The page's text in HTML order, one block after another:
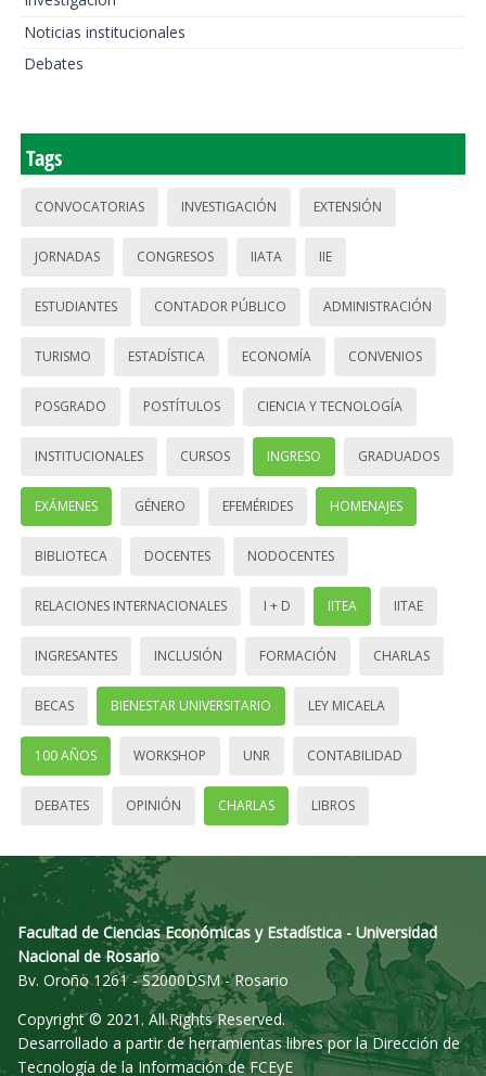
Noticias institucionales
Debates
Tags
CONVOCATORIAS INVESTIGACIÓN EXTENSIÓN
JORNADAS CONGRESOS IIATA IIE
ESTUDIANTES CONTADOR PÚBLICO ADMINISTRACIÓN
TURISMO ESTADÍSTICA ECONOMÍA CONVENIOS
POSGRADO POSTÍTULOS CIENCIA Y TECNOLOGÍA
INSTITUCIONALES CURSOS INGRESO GRADUADOS
EXÁMENES GÉNERO EFEMÉRIDES HOMENAJES
BIBLIOTECA DOCENTES NODOCENTES
RELACIONES INTERNACIONALES I + D IITEA IITAE
INGRESANTES INCLUSIÓN FORMACIÓN CHARLAS
BECAS BIENESTAR UNIVERSITARIO LEY MICAELA
100 AÑOS WORKSHOP UNR CONTABILIDAD
DEBATES OPINIÓN CHARLAS LIBROS
Facultad de Ciencias Económicas y Estadística - Universidad
Nacional de Rosario
Bv. Oroño 1261 - S2000DSM - Rosario
Copyright © 2021. All Rights Reserved.
Desarrollado a partir de herramientas libres por la Dirección de
Tecnología de la Información de FCEyE